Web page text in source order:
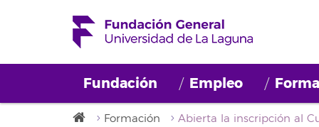
Fundación Empleo
Formación